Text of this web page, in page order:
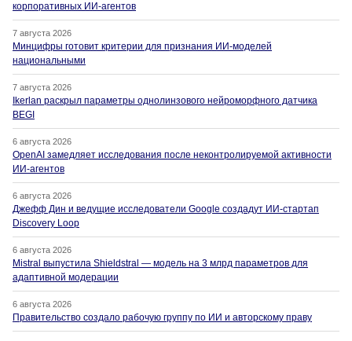
корпоративных ИИ-агентов
7 августа 2026
Минцифры готовит критерии для признания ИИ-моделей
национальными
7 августа 2026
Ikerlan раскрыл параметры однолинзового нейроморфного датчика
BEGI
6 августа 2026
OpenAI замедляет исследования после неконтролируемой активности
ИИ-агентов
6 августа 2026
Джефф Дин и ведущие исследователи Google создадут ИИ-стартап
Discovery Loop
6 августа 2026
Mistral выпустила Shieldstral — модель на 3 млрд параметров для
адаптивной модерации
6 августа 2026
Правительство создало рабочую группу по ИИ и авторскому праву